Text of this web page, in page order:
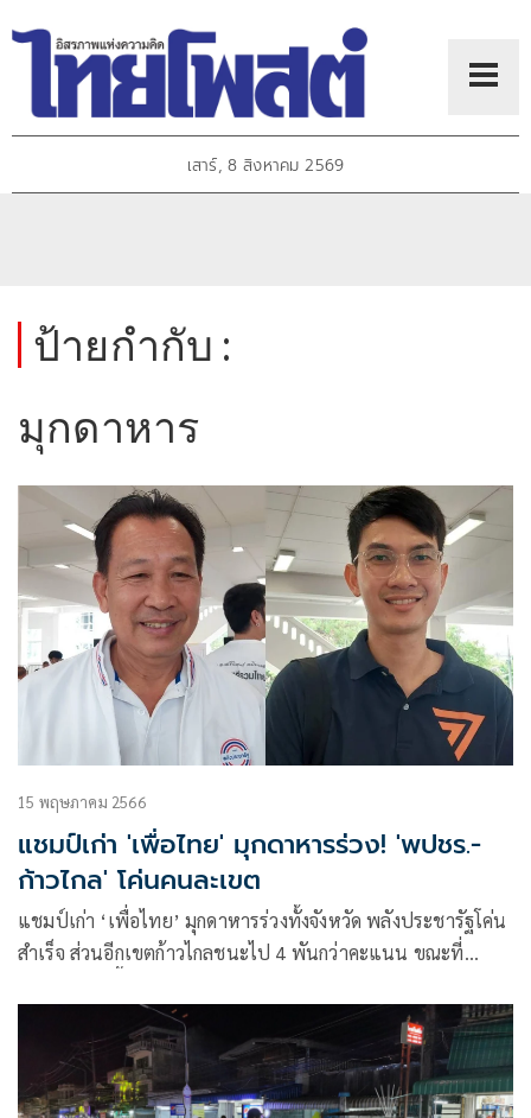
เสาร์, 8 สิงหาคม 2569
ป้ายกำกับ :
มุกดาหาร
15 พฤษภาคม 2566
แชมป์เก่า 'เพื่อไทย' มุกดาหารร่วง! 'พปชร.-
ก้าวไกล' โค่นคนละเขต
แชมป์เก่า ‘เพื่อไทย’ มุกดาหารร่วงทั้งจังหวัด พลังประชารัฐโค่น
สำเร็จ ส่วนอีกเขตก้าวไกลชนะไป 4 พันกว่าคะแนน ขณะที่